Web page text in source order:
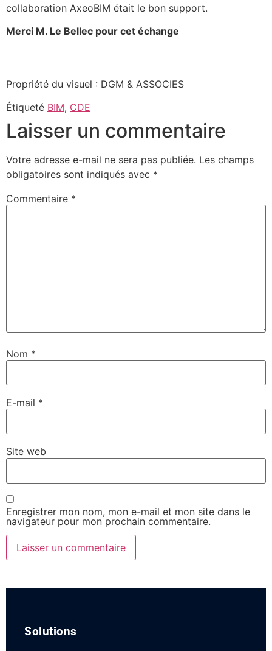
collaboration AxeoBIM était le bon support.
Merci M. Le Bellec pour cet échange
Propriété du visuel : DGM & ASSOCIES
Étiqueté BIM, CDE
Laisser un commentaire
Votre adresse e-mail ne sera pas publiée. Les champs
obligatoires sont indiqués avec *
Commentaire *
Nom *
E-mail *
Site web
Enregistrer mon nom, mon e-mail et mon site dans le
navigateur pour mon prochain commentaire.
Solutions